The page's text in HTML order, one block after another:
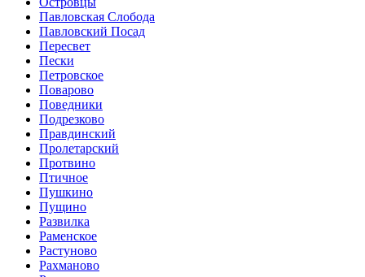
Павловская Слобода
Павловский Посад
Пересвет
Пески
Петровское
Поварово
Поведники
Подрезково
Правдинский
Пролетарский
Протвино
Птичное
Пушкино
Пущино
Развилка
Раменское
Растуново
Рахманово